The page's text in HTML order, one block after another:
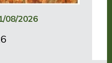
08/2026